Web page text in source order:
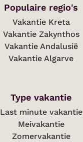
Populaire regio's
Vakantie Kreta
Vakantie Zakynthos
Vakantie Andalusië
Vakantie Algarve
Type vakantie
Last minute vakantie
Meivakantie
Zomervakantie